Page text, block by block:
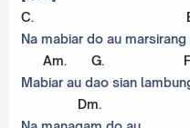
C.
Na mabiar do au marsirang
Am. G. F
Mabiar au dao sian
Dm.